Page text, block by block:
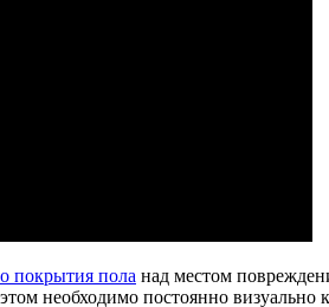
покрытия пола над местом
необходимо постоянно